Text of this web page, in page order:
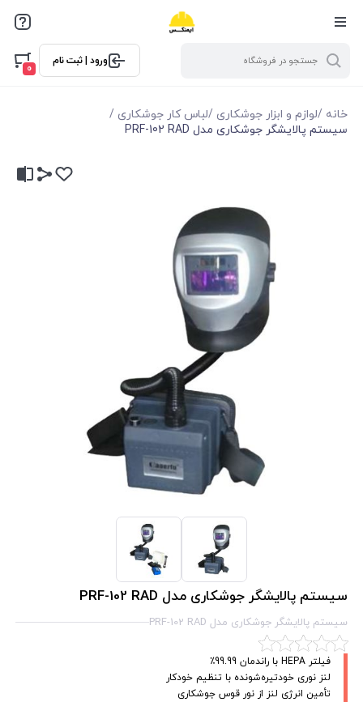
ورود | ثبت نام
0
خانه /لوازم و ابزار جوشکاری /لباس کار جوشکاری /
سیستم پالایشگر جوشکاری مدل PRF-102 RAD
سیستم پالایشگر جوشکاری مدل PRF-102 RAD
سیستم پالایشگر جوشکاری مدل PRF-102 RAD
فیلتر HEPA با راندمان 99.99٪
لنز نوری خودتیره‌شونده با تنظیم خودکار
تأمین انرژی لنز از نور قوس جوشکاری